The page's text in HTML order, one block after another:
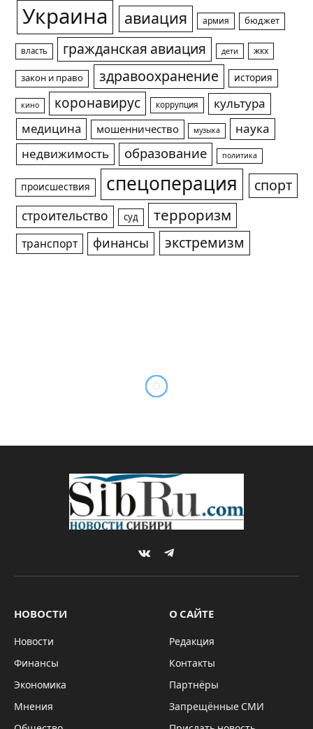
Украина авиация армия бюджет
власть гражданская авиация дети жкх
закон и право здравоохранение история
кино коронавирус коррупция
культура
медицина
мошенничество музыка
наука
недвижимость
образование политика
происшествия спецоперация спорт
строительство суд терроризм
транспорт финансы экстремизм
VKontakteTelegram
НОВОСТИ
Новости
Финансы
Экономика
Мнения
О САЙТЕ
Редакция
Контакты
Партнёры
Запрещённые СМИ